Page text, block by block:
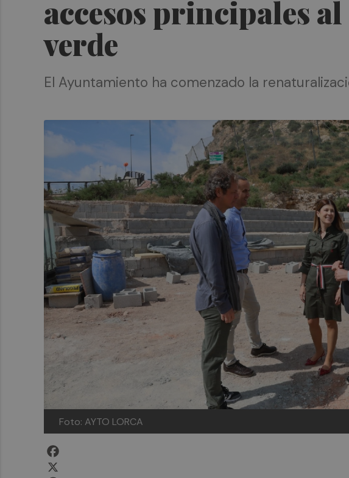
accesos principales
verde
El Ayuntamiento ha comenzado la
Foto: AYTO LORCA